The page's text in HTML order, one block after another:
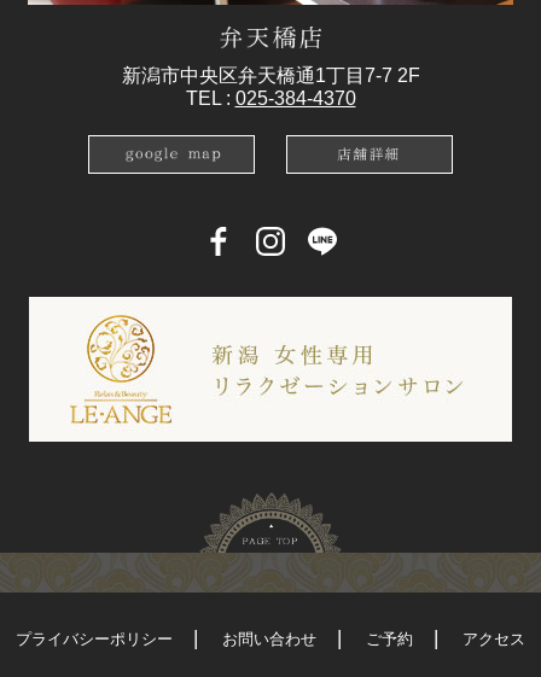
新潟市中央区弁天橋通1丁目7-7 2F
TEL : 025-384-4370
プライバシーポリシー お問い合わせ ご予約 アクセス